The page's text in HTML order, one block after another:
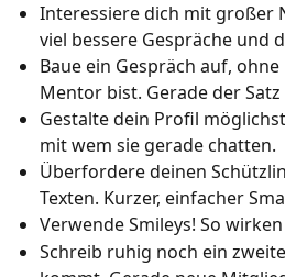
Interessiere dich mit großer
viel bessere Gespräche und
Baue ein Gespräch auf,
Mentor bist. Gerade der
Gestalte dein Profil
mit wem sie gerade chatten.
Überfordere deinen
Texten. Kurzer, einfacher
Verwende Smileys! So
Schreib ruhig noch ein